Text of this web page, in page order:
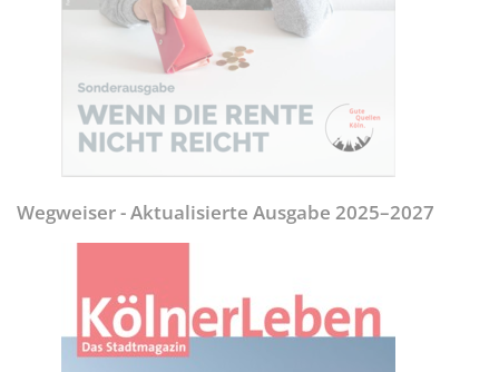
Wegweiser - Aktualisierte Ausgabe 2025–2027